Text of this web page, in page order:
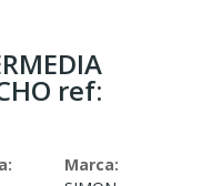
ref:
Marca: